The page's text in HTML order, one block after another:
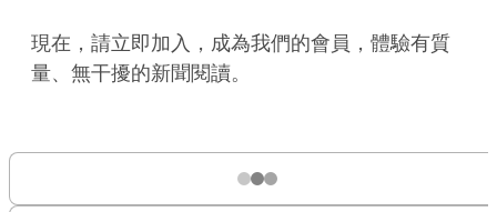
現在，請立即加入，成為我們的會員，體驗有質
量、無干擾的新聞閱讀。